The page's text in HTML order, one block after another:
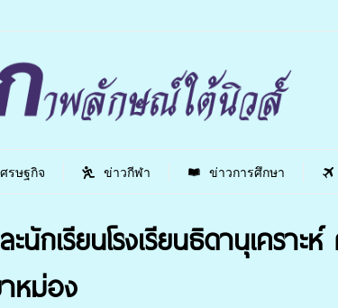
รษฐกิจ ข่าวกีฬา ข่าวการศึกษา
กเรียนโรงเรียนธิดานุเครา
หม่อง